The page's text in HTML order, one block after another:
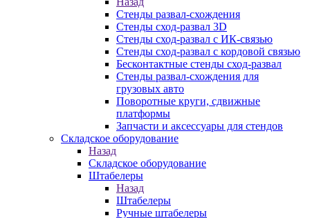
Стенды развал-схождения
Стенды сход-развал 3D
Стенды сход-развал с ИК-связью
Стенды сход-развал с кордовой связью
Бесконтактные стенды сход-развал
Стенды развал-схождения для
грузовых авто
Поворотные круги, сдвижные
платформы
Запчасти и аксессуары для стендов
Складское оборудование
Назад
Складское оборудование
Штабелеры
Назад
Штабелеры
Ручные штабелеры